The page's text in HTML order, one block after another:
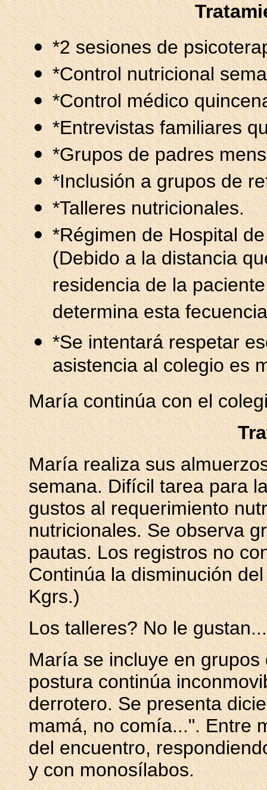
*2 sesiones de
*Control nutricional
*Control médico
*Entrevistas familiares
*Grupos de padres
*Inclusión a grupos de
*Talleres nutricionales.
*Régimen de Hospital
(Debido a la distancia
residencia de la
determina esta
*Se intentará respetar
asistencia al colegio es
María continúa con el
María realiza sus
semana. Difícil tarea para
gustos al requerimiento
nutricionales. Se observa
pautas. Los registros no
Continúa la disminución
Kgrs.)
Los talleres? No le gustan...
María se incluye en
postura continúa
derrotero. Se presenta
mamá, no comía...". Entre
del encuentro,
y con monosílabos.